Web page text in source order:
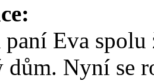
paní Eva
dům. Nyní se